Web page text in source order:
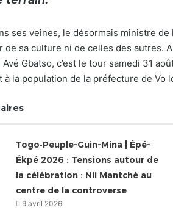
ses veines, le désormais ministre
de sa culture ni de celles des autres.
Gbatso, c’est le tour samedi 31
à la population de la préfecture de Vo
Togo•Peuple-Guin-Mina | Épé-
Ékpé 2026 : Tensions autour de
la célébration : Nii Mantchè au
centre de la controverse
9 avril 2026